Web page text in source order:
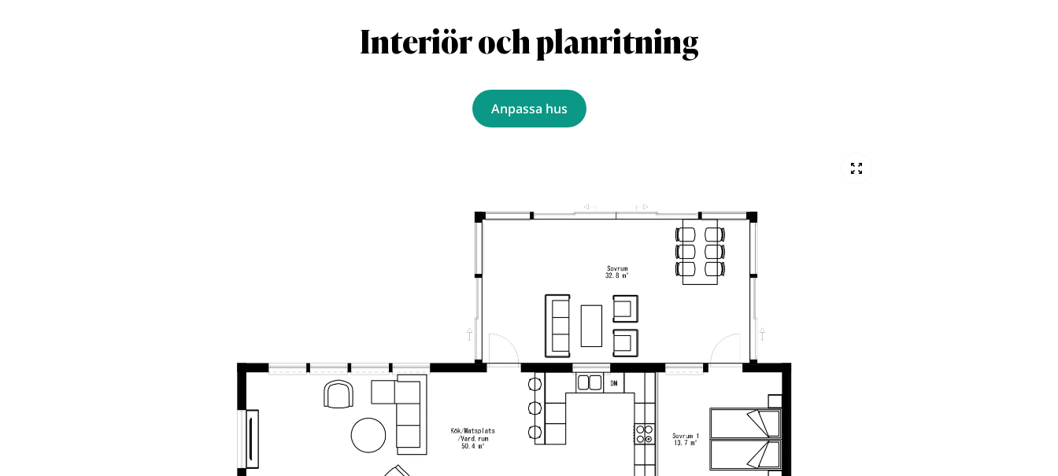
Interiör och planritning
Anpassa hus